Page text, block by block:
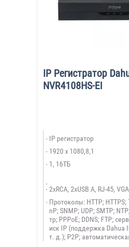
IP Регистратор
NVR4108HS-EI
IP регистратор
1920 х 1080,8,1
1, 16ТБ
2xRCA, 2xUSB A, RJ-45,
Протоколы: HTTP;
nP; SNMP; UDP; SMTP;
тр; PPPoE; DDNS; FTP;
иск IP (поддержка Dahua
т. д.); P2P;